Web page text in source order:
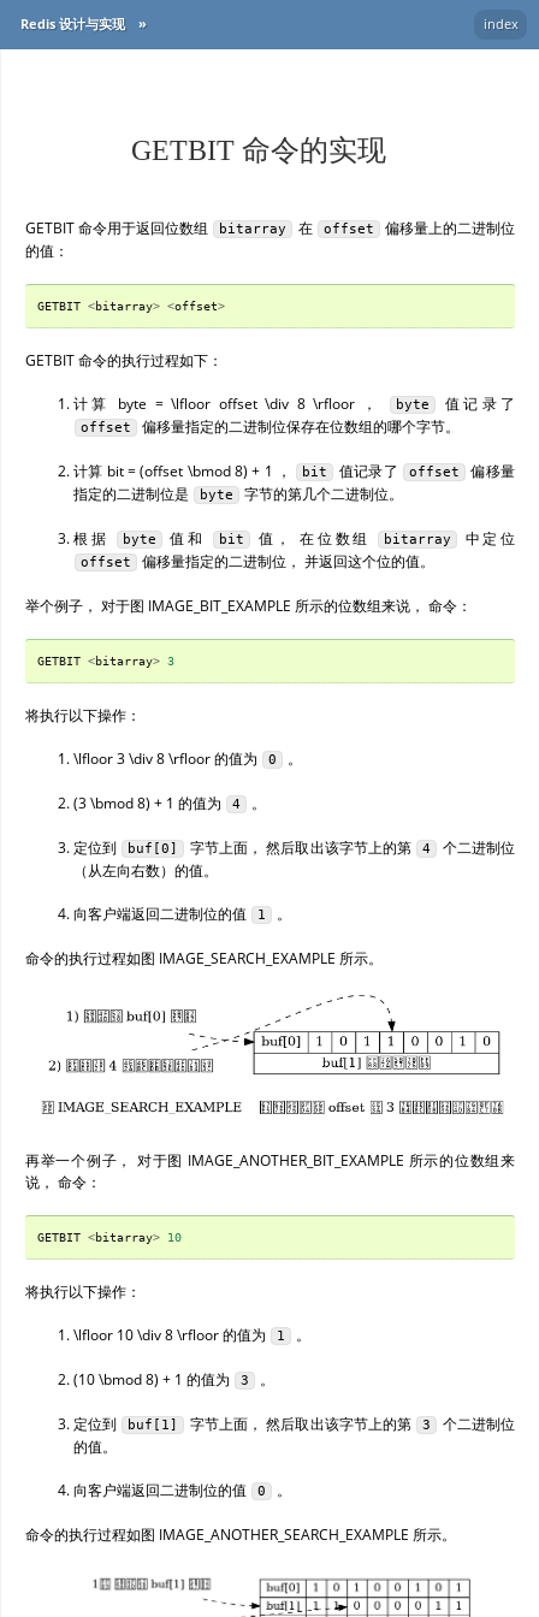
index
Redis 设计与实现 »
GETBIT 命令的实现
GETBIT命令用于返回位数组 bitarray 在 offset
偏移量上的二进制位
的值：
GETBIT <bitarray> <offset>
GETBIT命令的执行过程如下：
计算 byte = \lfloor offset \div 8 \rfloor， byte 值记录了
offset 偏移量指定的二进制位保存在位数组的哪个字节。
计算 bit = (offset \bmod 8) + 1 ， bit 值记录了 offset
偏移量
指定的二进制位是
byte 字节的第几个二进制位。
根据 byte 值和 bit 值， 在位数组 bitarray 中定位
offset 偏移量指定的二进制位， 并返回这个位的值。
举个例子， 对于图 IMAGE_BIT_EXAMPLE 所示的位数组来说， 命令：
GETBIT <bitarray> 3
将执行以下操作：
\lfloor 3 \div 8 \rfloor的值为 0 。
(3 \bmod 8) + 1 的值为 4 。
定位到 buf[0] 字节上面， 然后取出该字节上的第 4
个二进制位
（从左向右数）的值。
向客户端返回二进制位的值 1 。
命令的执行过程如图 IMAGE_SEARCH_EXAMPLE 所示。
再举一个例子， 对于图 IMAGE_ANOTHER_BIT_EXAMPLE 所示的位数组来
说， 命令：
GETBIT <bitarray> 10
将执行以下操作：
\lfloor 10 \div 8 \rfloor的值为 1 。
(10 \bmod 8) + 1 的值为 3 。
定位到 buf[1] 字节上面， 然后取出该字节上的第 3
个二进制位
的值。
向客户端返回二进制位的值 0 。
命令的执行过程如图 IMAGE_ANOTHER_SEARCH_EXAMPLE 所示。